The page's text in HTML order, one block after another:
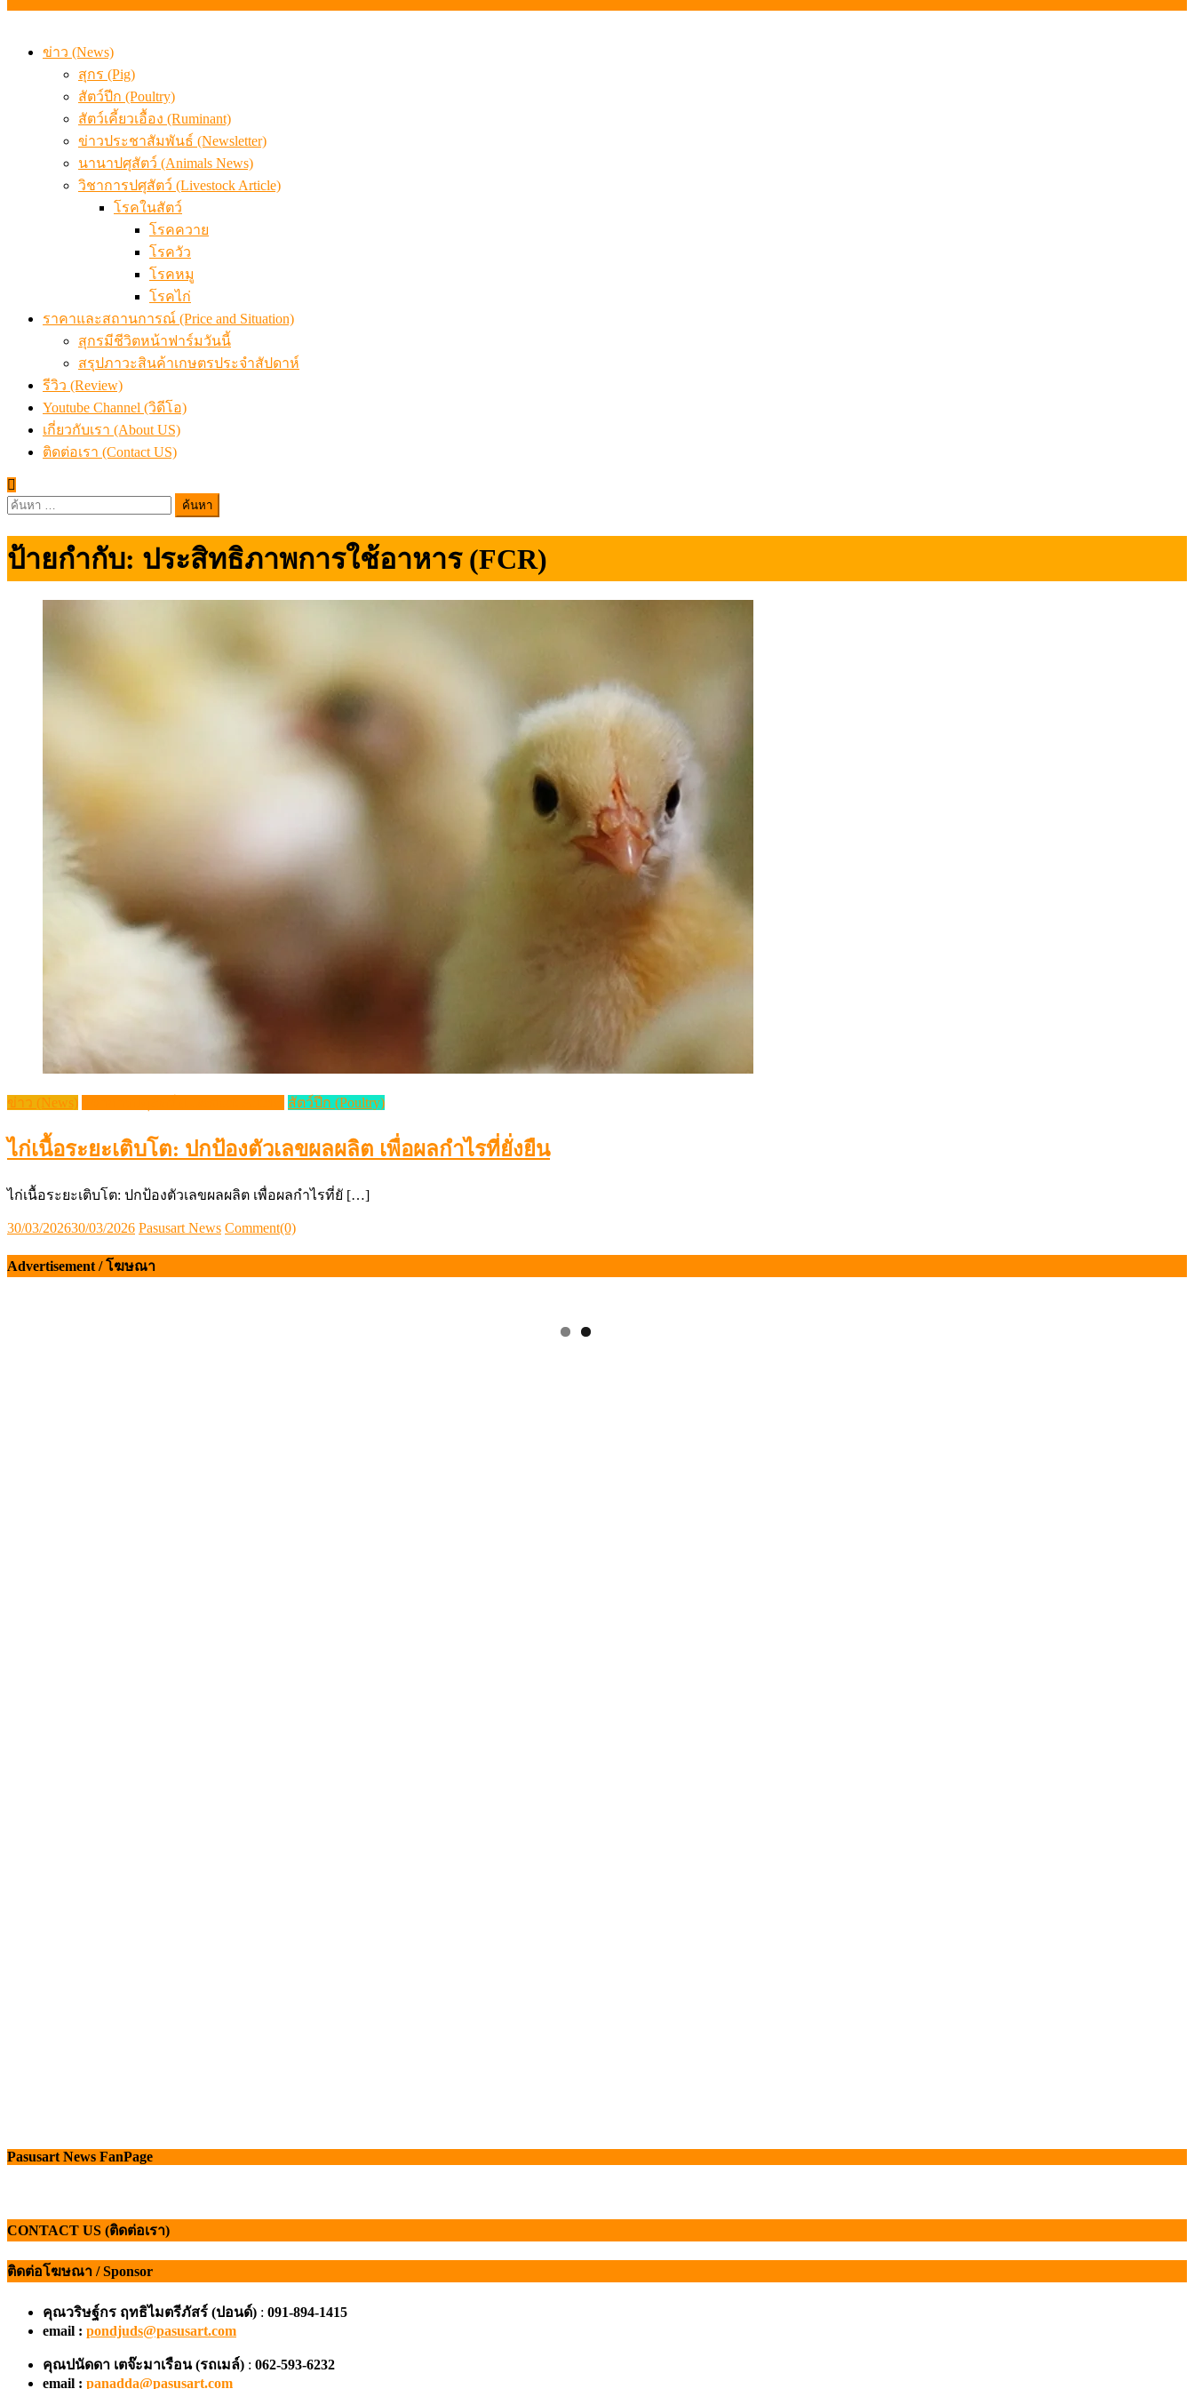
ข่าว (News)
สุกร (Pig)
สัตว์ปีก (Poultry)
สัตว์เคี้ยวเอื้อง (Ruminant)
ข่าวประชาสัมพันธ์ (Newsletter)
นานาปศุสัตว์ (Animals News)
วิชาการปศุสัตว์ (Livestock Article)
โรคในสัตว์
โรคควาย
โรควัว
โรคหมู
โรคไก่
ราคาและสถานการณ์ (Price and Situation)
สุกรมีชีวิตหน้าฟาร์มวันนี้
สรุปภาวะสินค้าเกษตรประจำสัปดาห์
รีวิว (Review)
Youtube Channel (วิดีโอ)
เกี่ยวกับเรา (About US)
ติดต่อเรา (Contact US)
ค้นหา
ป้ายกำกับ: ประสิทธิภาพการใช้อาหาร (FCR)
ข่าว (News) สัตว์ปีก (Poultry)
ไก่เนื้อระยะเติบโต: ปกป้องตัวเลขผลผลิต เพื่อผลกำไรที่ยั่งยืน
ไก่เนื้อระยะเติบโต: ปกป้องตัวเลขผลผลิต เพื่อผลกำไรที่ยั […]
Posted
30/03/202630/03/2026 Author
Pasusart News Comment(0)
Advertisement / โฆษณา
Pasusart News FanPage
CONTACT US (ติดต่อเรา)
ติดต่อโฆษณา / Sponsor
คุณวริษฐ์กร ฤทธิไมตรีภัสร์ (ปอนด์) : 091-894-1415
email : pondjuds@pasusart.com
คุณปนัดดา เตจ๊ะมาเรือน (รถเมล์) : 062-593-6232
email : panadda@pasusart.com